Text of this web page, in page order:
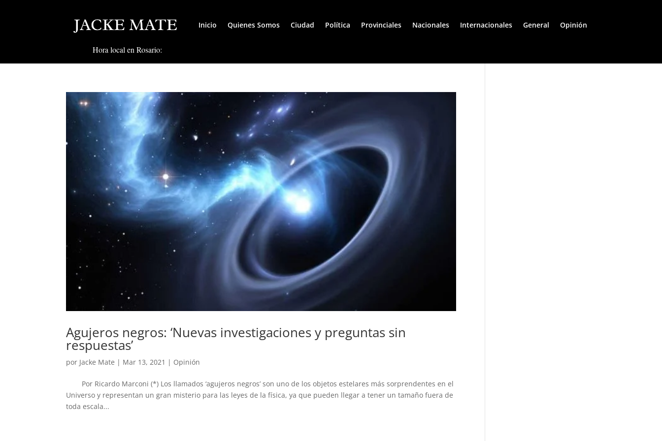
Inicio Quienes Somos Ciudad Política Provinciales Nacionales Internacionales General Opinión
Hora local en Rosario:
Agujeros negros: ‘Nuevas investigaciones y preguntas sin
respuestas’
por Jacke Mate | Mar 13, 2021 | Opinión
Por Ricardo Marconi (*) Los llamados ‘agujeros negros’ son uno de los objetos estelares más sorprendentes en el
Universo y representan un gran misterio para las leyes de la física, ya que pueden llegar a tener un tamaño fuera de
toda escala...